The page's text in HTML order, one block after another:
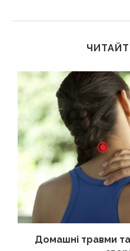
Домашні травми та